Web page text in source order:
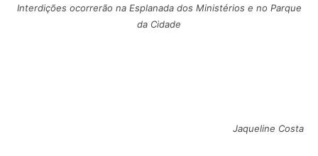
Interdições ocorrerão na Esplanada dos Ministérios e no Parque
da Cidade
Jaqueline Costa